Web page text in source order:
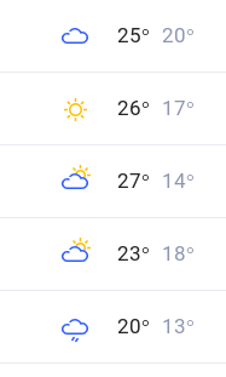
25° 20°
26° 17°
27° 14°
23° 18°
20° 13°